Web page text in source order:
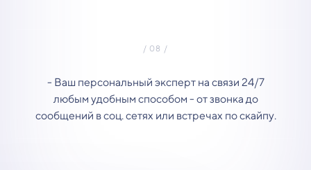
- Ваш персональный эксперт на связи 24/7
любым удобным способом - от звонка до
сообщений в соц. сетях или встречах по скайпу.